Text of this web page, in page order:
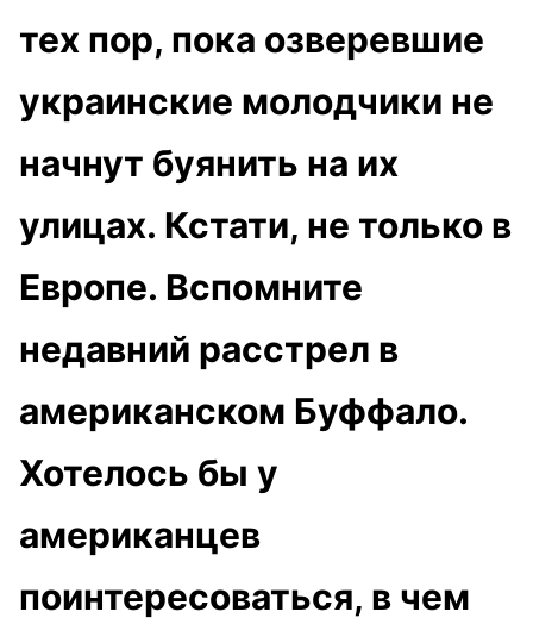
тех пор, пока озверевшие
украинские молодчики не
начнут буянить на их
улицах. Кстати, не только в
Европе. Вспомните
недавний расстрел в
американском Буффало.
Хотелось бы у
американцев
поинтересоваться, в чем